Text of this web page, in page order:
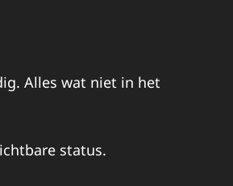
Alles wat niet in het
status.